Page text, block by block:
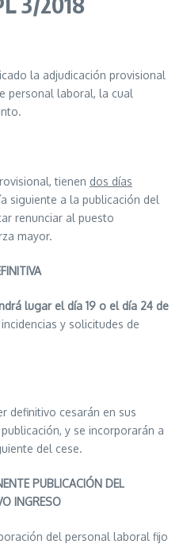
la adjudicación provisional
personal laboral, la cual
tienen dos días
siguiente a la publicación del
renunciar al puesto
mayor.
lugar el día 19 o el día 24 de
y solicitudes de
definitivo cesarán en sus
y se incorporarán a
del cese.
PUBLICACIÓN DEL
INGRESO
del personal laboral fijo